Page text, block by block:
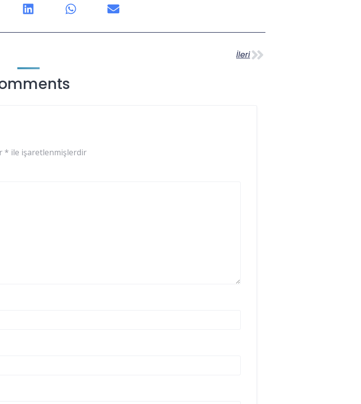
İleri
* ile işaretlenmişlerdir